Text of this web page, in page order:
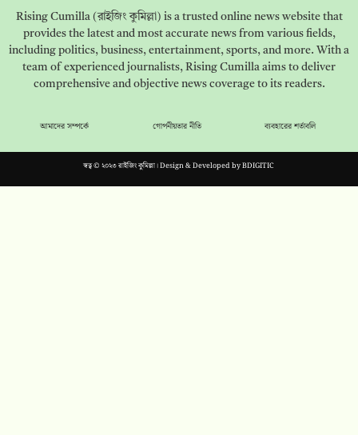
Rising Cumilla (রাইজিং কুমিল্লা) is a trusted online news website that
provides the latest and most accurate news from various fields,
including politics, business, entertainment, sports, and more. With a
team of experienced journalists, Rising Cumilla aims to deliver
comprehensive and objective news coverage to its readers.
আমাদের সম্পর্কে গোপনীয়তার নীতি ব্যবহারের শর্তাবলি
স্বত্ব © ২০২৩ রাইজিং কুমিল্লা। Design & Developed byBDIGITIC